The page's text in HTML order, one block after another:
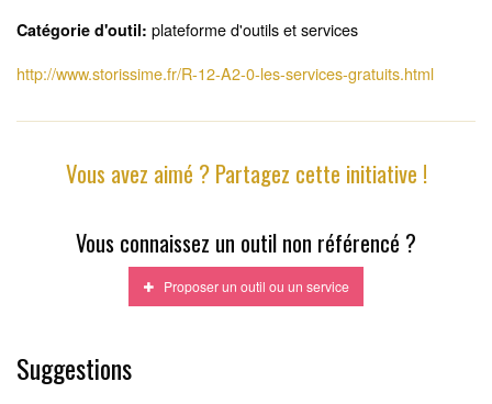
Catégorie d'outil: plateforme d'outils et services
http://www.storissime.fr/R-12-A2-0-les-services-gratuits.html
Vous avez aimé ? Partagez cette initiative !
Vous connaissez un outil non référencé ?
Proposer un outil ou un service
Suggestions